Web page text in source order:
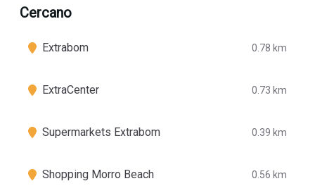
Cercano
Extrabom 0.78 km
ExtraCenter 0.73 km
Supermarkets Extrabom 0.39 km
Shopping Morro Beach 0.56 km